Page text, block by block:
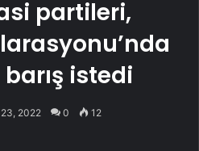
partileri,
istedi
23, 2022 0 12